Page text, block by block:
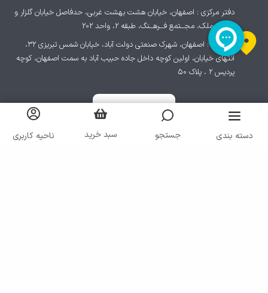
دسته بندی جستجو سبد خرید ناحیه کاربری
دفتر مرکزی : اصفهان، خیابان هشت بهشت غربی، حدفاصل خیابان گلزار و
خیابان ملک، مجــتمع فــرهــنگ، طبقه 2، واحد 202
چاپخانه : اصفهان، شهرک صنعتی دولت آباد، خیابان شمس تبریزی ۳۲،
انتهای خیابان، اولین کوچه داخل جاده حبیب آباد به سمت اصفهان، کوچه
پردیس ۲ ، پلاک ۵۰